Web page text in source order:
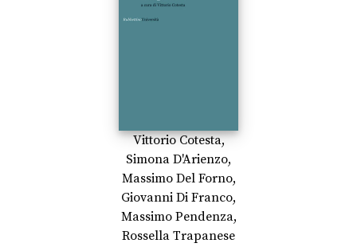
Vittorio Cotesta,
Simona D'Arienzo,
Massimo Del Forno,
Giovanni Di Franco,
Massimo Pendenza,
Rossella Trapanese